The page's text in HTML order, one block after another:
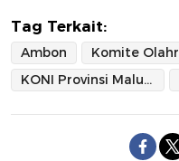
Tag Terkait:
Ambon
KONI Provinsi Maluku